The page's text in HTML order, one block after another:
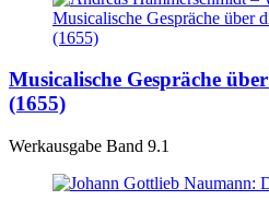
Musicalische Gespräche
(1655)
Werkausgabe Band 9.1